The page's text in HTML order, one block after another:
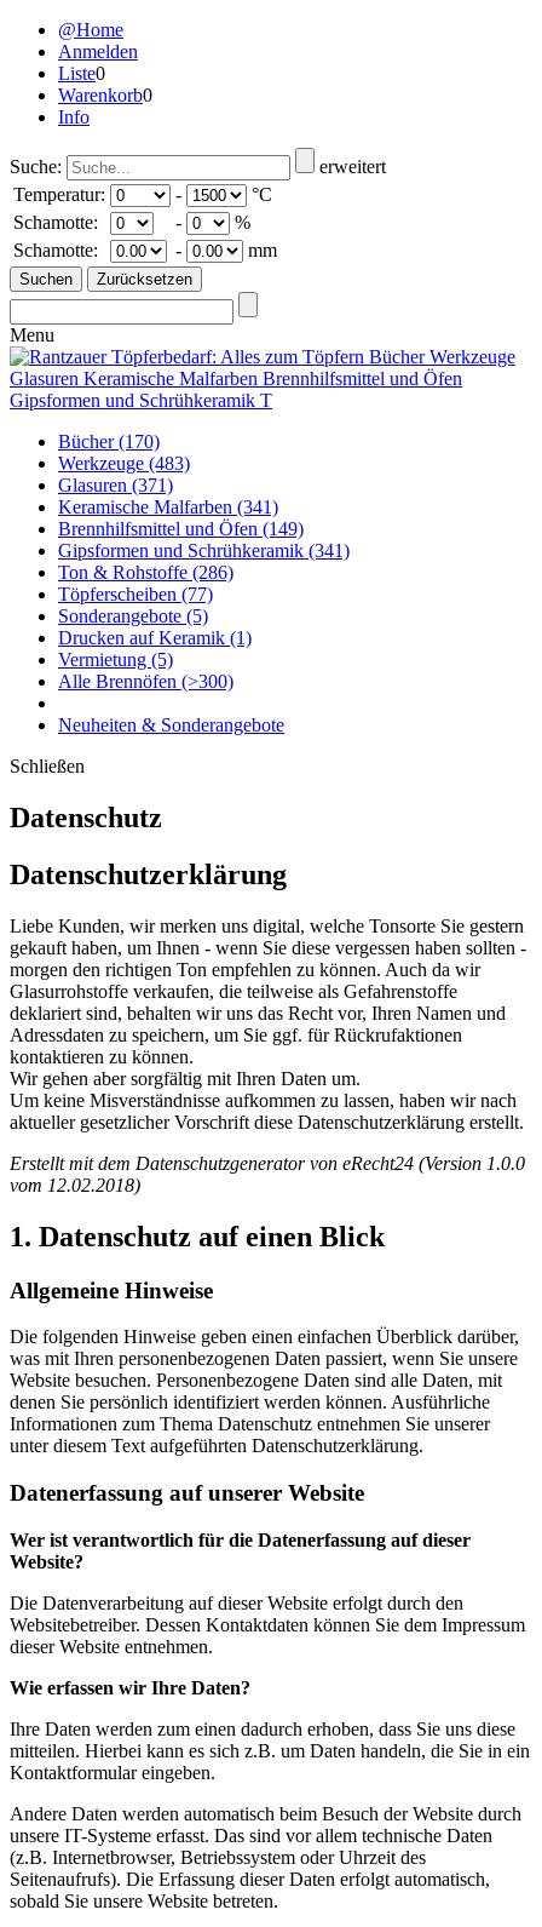
@Home
Anmelden
Liste0
Warenkorb0
Info
Suche:
erweitert
Temperatur:
-
°C
Schamotte:
-
%
Schamotte:
- mm
Menu
Bücher(170)
Werkzeuge (483)
Glasuren (371)
Keramische Malfarben (341)
Brennhilfsmittel und Öfen (149)
Gipsformen und Schrühkeramik (341)
Ton & Rohstoffe (286)
Töpferscheiben (77)
Sonderangebote (5)
Drucken auf Keramik (1)
Vermietung (5)
Alle Brennöfen (>300)
Neuheiten & Sonderangebote
Schließen
Datenschutz
Datenschutzerklärung
Liebe Kunden, wir merken uns digital, welche Tonsorte Sie gestern
gekauft haben, um Ihnen - wenn Sie diese vergessen haben sollten -
morgen den richtigen Ton empfehlen zu können. Auch da wir
Glasurrohstoffe verkaufen, die teilweise als Gefahrenstoffe
deklariert sind, behalten wir uns das Recht vor, Ihren Namen und
Adressdaten zu speichern, um Sie ggf. für Rückrufaktionen
kontaktieren zu können.
Wir gehen aber sorgfältig mit Ihren Daten um.
Um keine Misverständnisse aufkommen zu lassen, haben wir nach
aktueller gesetzlicher Vorschrift diese Datenschutzerklärung erstellt.
Erstellt mit dem Datenschutzgenerator von eRecht24 (Version 1.0.0
vom 12.02.2018)
1. Datenschutz auf einen Blick
Allgemeine Hinweise
Die folgenden Hinweise geben einen einfachen Überblick darüber,
was mit Ihren personenbezogenen Daten passiert, wenn Sie unsere
Website besuchen. Personenbezogene Daten sind alle Daten, mit
denen Sie persönlich identifiziert werden können. Ausführliche
Informationen zum Thema Datenschutz entnehmen Sie unserer
unter diesem Text aufgeführten Datenschutzerklärung.
Datenerfassung auf unserer Website
Wer ist verantwortlich für die Datenerfassung auf dieser
Website?
Die Datenverarbeitung auf dieser Website erfolgt durch den
Websitebetreiber. Dessen Kontaktdaten können Sie dem Impressum
dieser Website entnehmen.
Wie erfassen wir Ihre Daten?
Ihre Daten werden zum einen dadurch erhoben, dass Sie uns diese
mitteilen. Hierbei kann es sich z.B. um Daten handeln, die Sie in ein
Kontaktformular eingeben.
Andere Daten werden automatisch beim Besuch der Website durch
unsere IT-Systeme erfasst. Das sind vor allem technische Daten
(z.B. Internetbrowser, Betriebssystem oder Uhrzeit des
Seitenaufrufs). Die Erfassung dieser Daten erfolgt automatisch,
sobald Sie unsere Website betreten.